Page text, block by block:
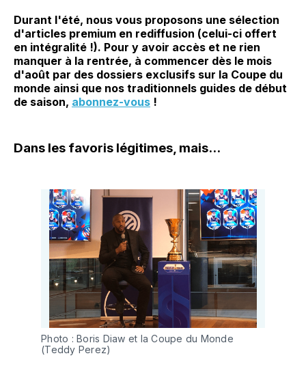
Durant l'été, nous vous proposons une sélection
d'articles premium en rediffusion (celui-ci offert
en intégralité !). Pour y avoir accès et ne rien
manquer à la rentrée, à commencer dès le mois
d'août par des dossiers exclusifs sur la Coupe du
monde ainsi que nos traditionnels guides de début
de saison, abonnez-vous !
Dans les favoris légitimes, mais...
Photo : Boris Diaw et la Coupe du Monde
(Teddy Perez)